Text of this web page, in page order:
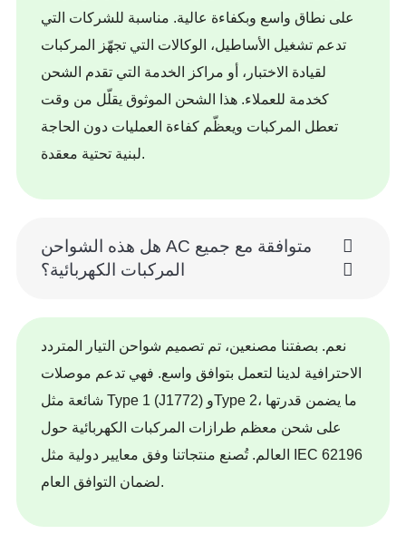
على نطاق واسع وبكفاءة عالية. مناسبة للشركات التي
تدعم تشغيل الأساطيل، الوكالات التي تجهّز المركبات
لقيادة الاختبار، أو مراكز الخدمة التي تقدم الشحن
كخدمة للعملاء. هذا الشحن الموثوق يقلّل من وقت
تعطل المركبات ويعظّم كفاءة العمليات دون الحاجة
لبنية تحتية معقدة.
هل هذه الشواحن AC متوافقة مع جميع
المركبات الكهربائية؟
نعم. بصفتنا مصنعين، تم تصميم شواحن التيار المتردد
الاحترافية لدينا لتعمل بتوافق واسع. فهي تدعم موصلات
شائعة مثل Type 1 (J1772) وType 2، ما يضمن قدرتها
على شحن معظم طرازات المركبات الكهربائية حول
العالم. تُصنع منتجاتنا وفق معايير دولية مثل IEC 62196
لضمان التوافق العام.